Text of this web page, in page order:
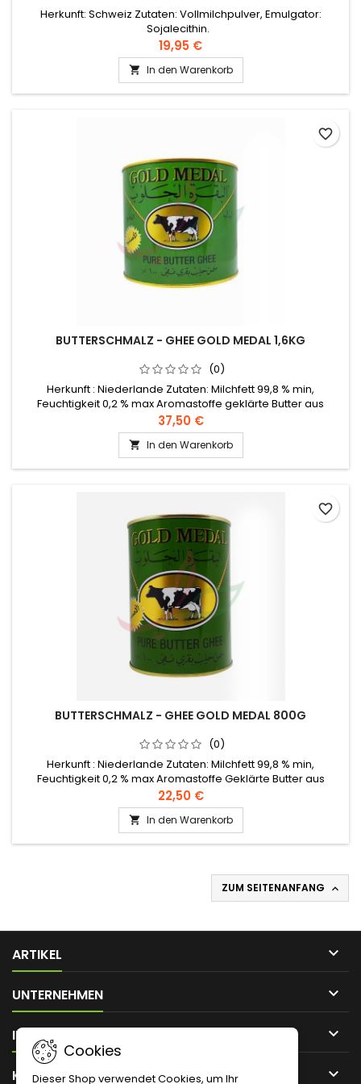
Herkunft: Schweiz Zutaten: Vollmilchpulver, Emulgator:
Sojalecithin.
19,95 €
 In den Warenkorb
BUTTERSCHMALZ - GHEE GOLD MEDAL 1,6KG
(0)
Herkunft : Niederlande Zutaten: Milchfett 99,8 % min,
Feuchtigkeit 0,2 % max Aromastoffe geklärte Butter aus
Kuhmilch (Al Bakara Al Haloub).Bei Raumtemperatur (unter
21°) mehrere Monate lang haltbar, wenn sie in einem
luftdichten Behälter aufbewahrt werden.
37,50 €
 In den Warenkorb
favorite_border
BUTTERSCHMALZ - GHEE GOLD MEDAL 800G
(0)
Herkunft : Niederlande Zutaten: Milchfett 99,8 % min,
Feuchtigkeit 0,2 % max Aromastoffe Geklärte Butter aus
Kuhmilch (Al Bakara Al Haloub).Bei Raumtemperatur (unter
21°) mehrere Monate lang haltbar, wenn sie in einem
luftdichten Behälter aufbewahrt werden.
22,50 €
 In den Warenkorb
favorite_border
ZUM SEITENANFANG 
ARTIKEL 
UNTERNEHMEN 
IHR KONTO 
KONTAKT 
Cookies
Dieser Shop verwendet Cookies, um Ihr